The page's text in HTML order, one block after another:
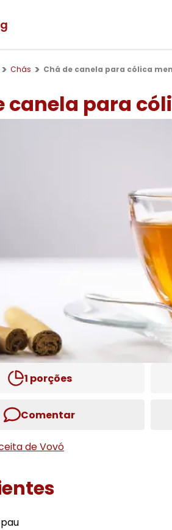
Chás Chá de canela para cólica
canela para
1 porções
Comentar
de Vovó